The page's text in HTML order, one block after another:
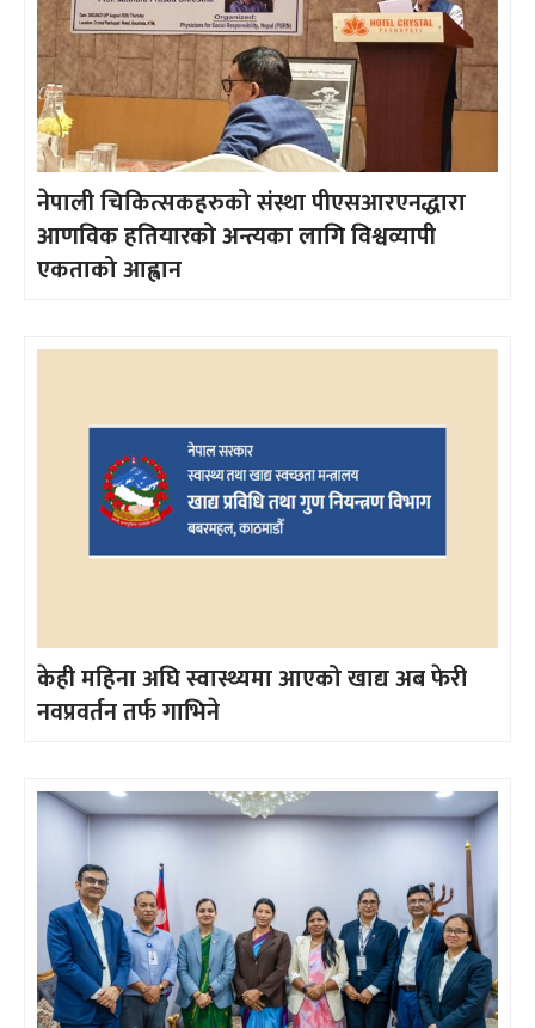
नेपाली चिकित्सकहरुको संस्था पीएसआरएनद्धारा
आणविक हतियारको अन्त्यका लागि विश्वव्यापी
एकताको आह्वान
केही महिना अघि स्वास्थ्यमा आएको खाद्य अब फेरी
नवप्रवर्तन तर्फ गाभिने